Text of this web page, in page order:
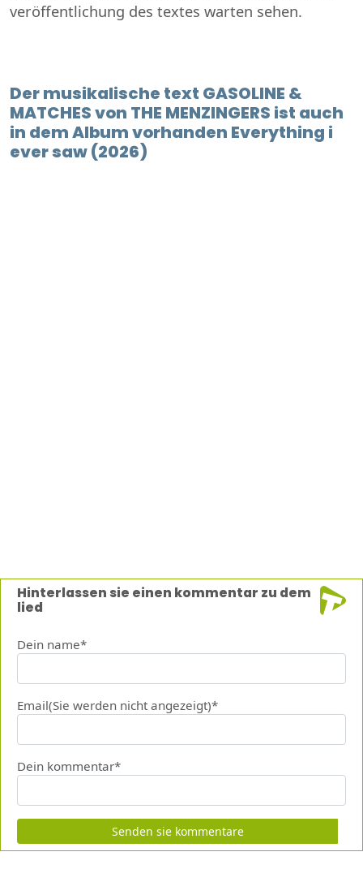
veröffentlichung des textes warten sehen.
Der musikalische text GASOLINE &
MATCHES von THE MENZINGERS ist auch
in dem Album vorhanden Everything i
ever saw (2026)
Hinterlassen sie einen kommentar zu dem
lied
Dein name*
Email(Sie werden nicht angezeigt)*
Dein kommentar*
Senden sie kommentare